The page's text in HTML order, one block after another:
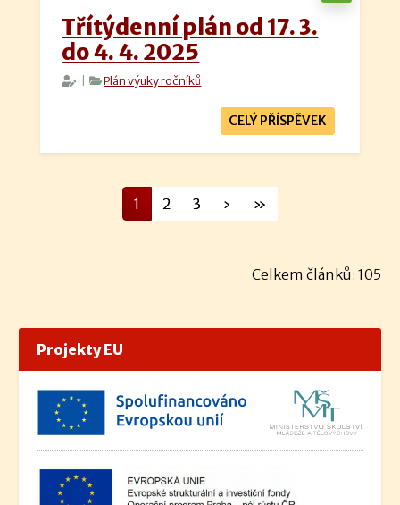
Třítýdenní plán od 17. 3.
do 4. 4. 2025
| Plán výuky ročníků
CELÝ PŘÍSPĚVEK
1 2 3 › »
Celkem článků: 105
Projekty EU